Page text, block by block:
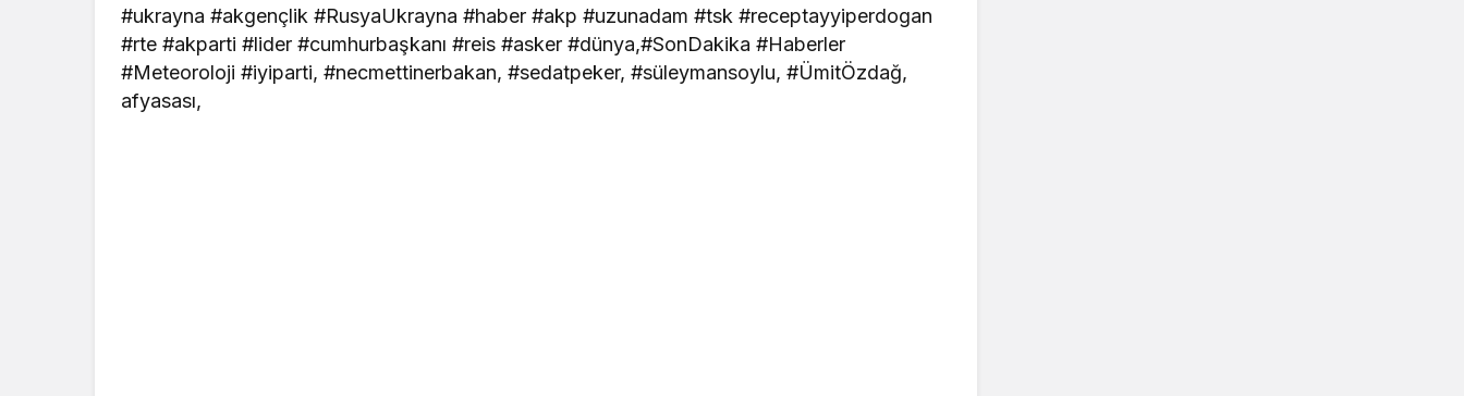
#ukrayna #akgençlik #RusyaUkrayna #haber #akp #uzunadam #tsk #receptayyiperdogan
#rte #akparti #lider #cumhurbaşkanı #reis #asker #dünya,#SonDakika #Haberler
#Meteoroloji #iyiparti, #necmettinerbakan, #sedatpeker, #süleymansoylu, #ÜmitÖzdağ,
afyasası,